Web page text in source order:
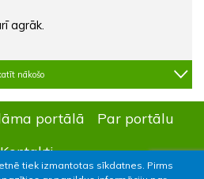
tiek izmantotas sīkdatnes. Pirms
agrāk.
nākošo
portālā
Par portālu
Kontakti